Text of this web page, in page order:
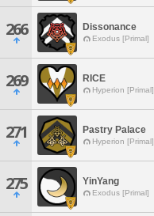
266 Dissonance
Exodus [Primal]
269 RICE
Hyperion [Primal]
271 Pastry Palace
Hyperion [Primal]
275 YinYang
Exodus [Primal]